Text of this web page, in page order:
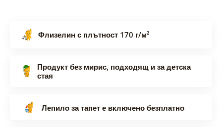
Флизелин с плътност 170 г/м²
Продукт без мирис, подходящ и за детска
стая
Лепило за тапет е включено безплатно